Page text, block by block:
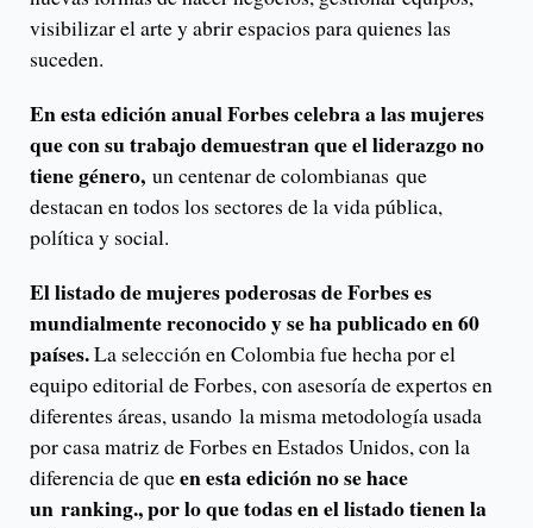
visibilizar el arte y abrir espacios para quienes las
suceden.
En esta edición anual Forbes celebra a las mujeres
que con su trabajo demuestran que el liderazgo no
tiene género, un centenar de colombianas que
destacan en todos los sectores de la vida pública,
política y social.
El listado de mujeres poderosas de Forbes es
mundialmente reconocido y se ha publicado en 60
países.La selección en Colombia fue hecha por el
equipo editorial de Forbes, con asesoría de expertos en
diferentes áreas, usando la misma metodología usada
por casa matriz de Forbes en Estados Unidos, con la
diferencia de queen esta edición no se hace
un ranking., por lo que todas en el listado tienen la